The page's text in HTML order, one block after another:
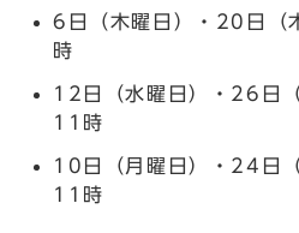
6日（木曜日）・20日（
時
12日（水曜日）・26日
11時
10日（月曜日）・24日
11時